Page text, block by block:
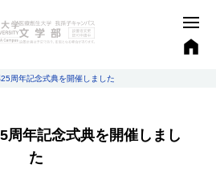
周年記念式典を開催しました
周年記念式典を開催しまし
た